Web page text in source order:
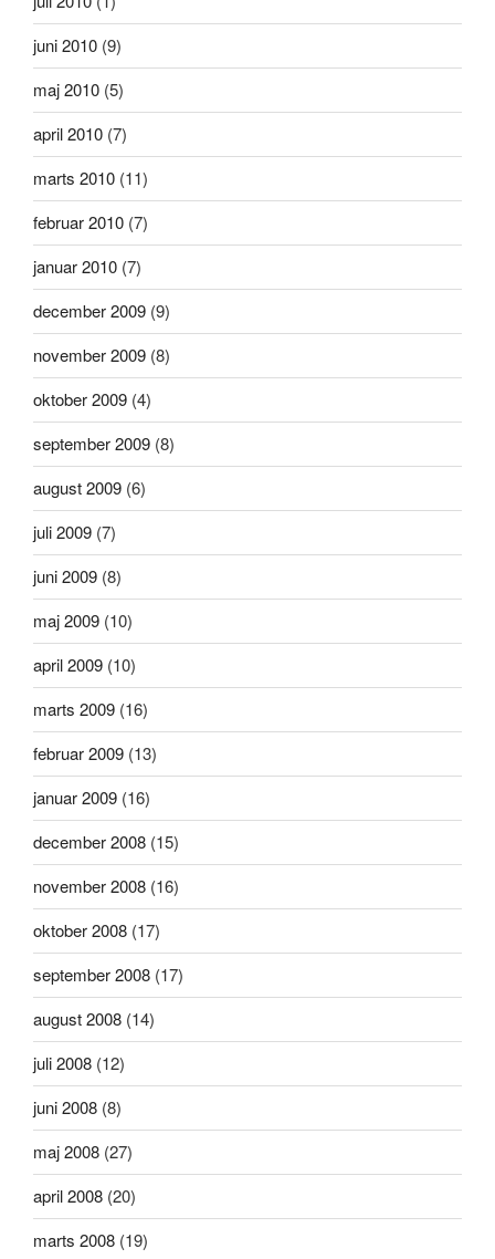
juni 2010 (9)
maj 2010 (5)
april 2010 (7)
marts 2010 (11)
februar 2010 (7)
januar 2010 (7)
december 2009 (9)
november 2009 (8)
oktober 2009 (4)
september 2009 (8)
august 2009 (6)
juli 2009 (7)
juni 2009 (8)
maj 2009 (10)
april 2009 (10)
marts 2009 (16)
februar 2009 (13)
januar 2009 (16)
december 2008 (15)
november 2008 (16)
oktober 2008 (17)
september 2008 (17)
august 2008 (14)
juli 2008 (12)
juni 2008 (8)
maj 2008 (27)
april 2008 (20)
marts 2008 (19)